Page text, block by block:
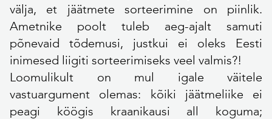
välja, et jäätmete sorteerimine on piinlik.
Ametnike poolt tuleb aeg-ajalt samuti
põnevaid tõdemusi, justkui ei oleks Eesti
inimesed liigiti sorteerimiseks veel valmis?!
Loomulikult on mul igale väitele
vastuargument olemas: kõiki jäätmeliike ei
peagi köögis kraanikausi all koguma;